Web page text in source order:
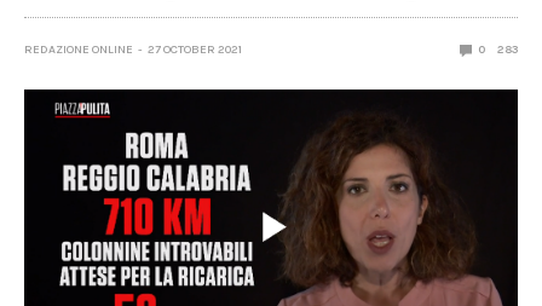
REDAZIONE ONLINE 27 OCTOBER 2021 0 283